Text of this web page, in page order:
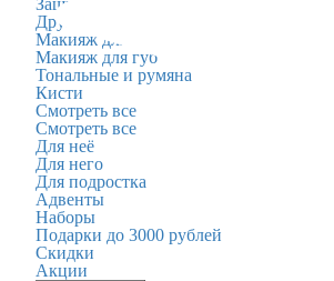
Защита
Другое
Макияж для глаз
Макияж для губ
Тональные и румяна
Кисти
Смотреть все
Смотреть все
Для неё
Для него
Для подростка
Адвенты
Наборы
Подарки до 3000 рублей
Скидки
Акции